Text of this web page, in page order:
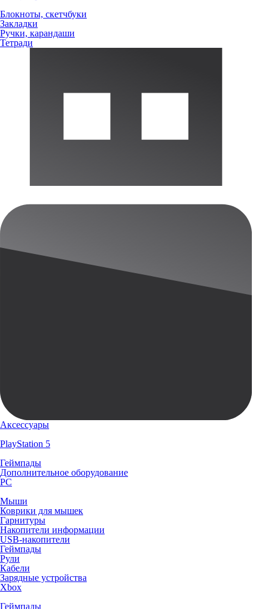
Блокноты, скетчбуки
Закладки
Ручки, карандаши
Тетради
Аксессуары
PlayStation 5
Геймпады
Дополнительное оборудование
PC
Мыши
Коврики для мышек
Гарнитуры
Накопители информации
USB-накопители
Геймпады
Рули
Кабели
Зарядные устройства
Xbox
Геймпады